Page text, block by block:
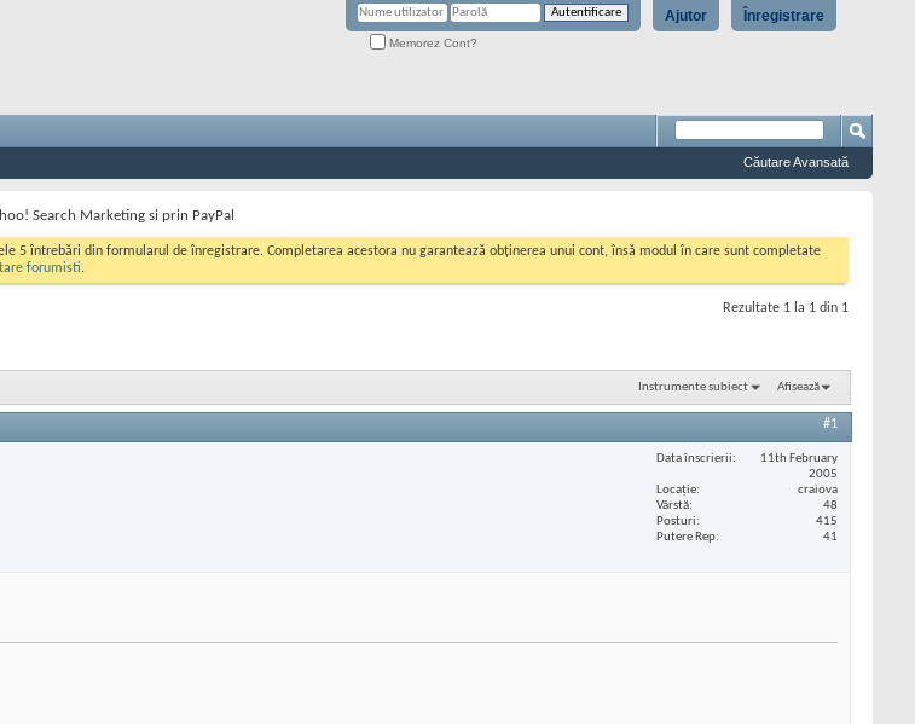
Înregistrare
Ajutor
Memorez Cont?
Căutare Avansată
Search Marketing si prin PayPal
5 întrebări din formularul de înregistrare. Completarea acestora nu garantează obținerea unui cont, însă modul în care sunt completate
forumisti.
Rezultate 1 la 1 din 1
Instrumente subiect Afișează
#1
Data înscrierii
11th February
2005
Locaţie
craiova
Vârstă
48
Posturi
415
Putere Rep
41